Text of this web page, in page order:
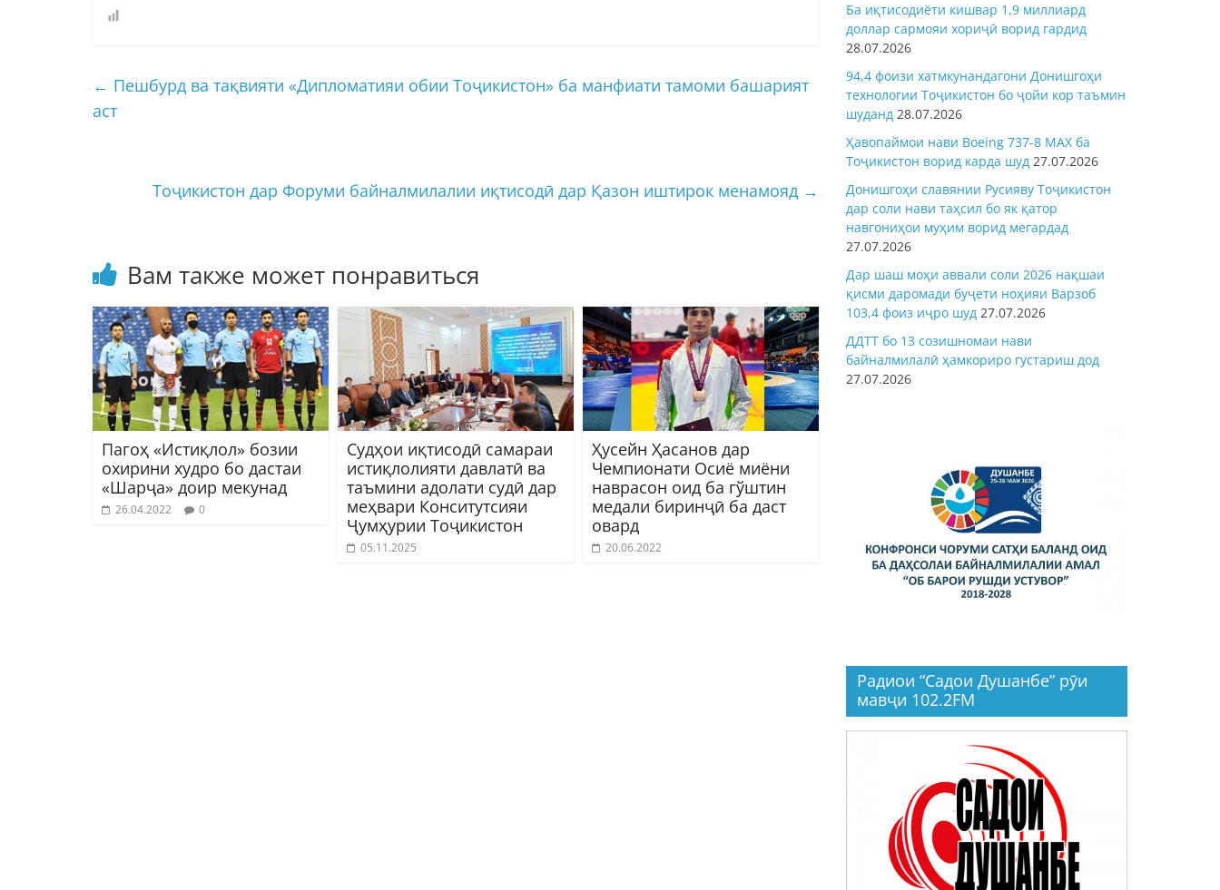
← Пешбурд ва тақвияти «Дипломатияи обии Тоҷикистон» ба манфиати тамоми башарият
аст
Тоҷикистон дар Форуми байналмилалии иқтисодӣ дар Қазон иштирок менамояд →
Вам также может понравиться
Пагоҳ «Истиқлол» бозии
охирини худро бо дастаи
«Шарҷа» доир мекунад
26.04.2022 0
Судҳои иқтисодӣ самараи
истиқлолияти давлатӣ ва
таъмини адолати судӣ дар
меҳвари Конситутсияи
Ҷумҳурии Тоҷикистон
05.11.2025
Ҳусейн Ҳасанов дар
Чемпионати Осиё миёни
наврасон оид ба гўштин
медали биринҷӣ ба даст
овард
20.06.2022
Ба иқтисодиёти кишвар 1,9 миллиард
доллар сармояи хориҷӣ ворид гардид
28.07.2026
94,4 фоизи хатмкунандагони Донишгоҳи
технологии Тоҷикистон бо ҷойи кор таъмин
шуданд 28.07.2026
Ҳавопаймои нави Boeing 737-8 MAX ба
Тоҷикистон ворид карда шуд 27.07.2026
Донишгоҳи славянии Русияву Тоҷикистон
дар соли нави таҳсил бо як қатор
навгониҳои муҳим ворид мегардад
27.07.2026
Дар шаш моҳи аввали соли 2026 нақшаи
қисми даромади буҷети ноҳияи Варзоб
103,4 фоиз иҷро шуд 27.07.2026
ДДТТ бо 13 созишномаи нави
байналмилалӣ ҳамкориро густариш дод
27.07.2026
Радиои “Садои Душанбе” рӯи
мавҷи 102.2FM